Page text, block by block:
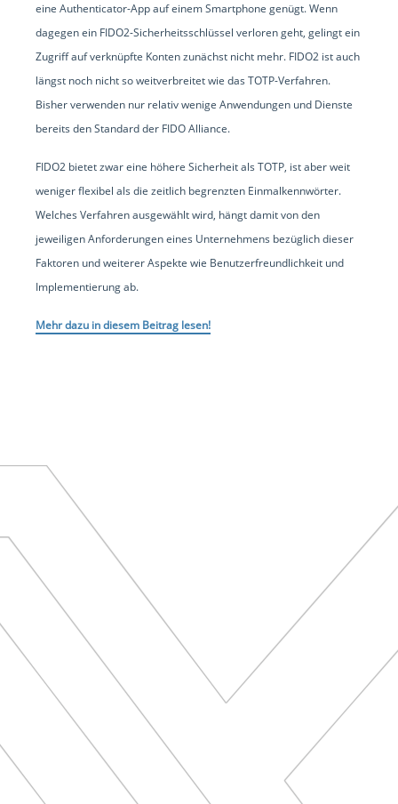
eine Authenticator-App auf einem Smartphone genügt. Wenn
dagegen ein FIDO2-Sicherheitsschlüssel verloren geht, gelingt ein
Zugriff auf verknüpfte Konten zunächst nicht mehr. FIDO2 ist auch
längst noch nicht so weitverbreitet wie das TOTP-Verfahren.
Bisher verwenden nur relativ wenige Anwendungen und Dienste
bereits den Standard der FIDO Alliance.
FIDO2 bietet zwar eine höhere Sicherheit als TOTP, ist aber weit
weniger flexibel als die zeitlich begrenzten Einmalkennwörter.
Welches Verfahren ausgewählt wird, hängt damit von den
jeweiligen Anforderungen eines Unternehmens bezüglich dieser
Faktoren und weiterer Aspekte wie Benutzerfreundlichkeit und
Implementierung ab.
Mehr dazu in diesem Beitrag lesen!